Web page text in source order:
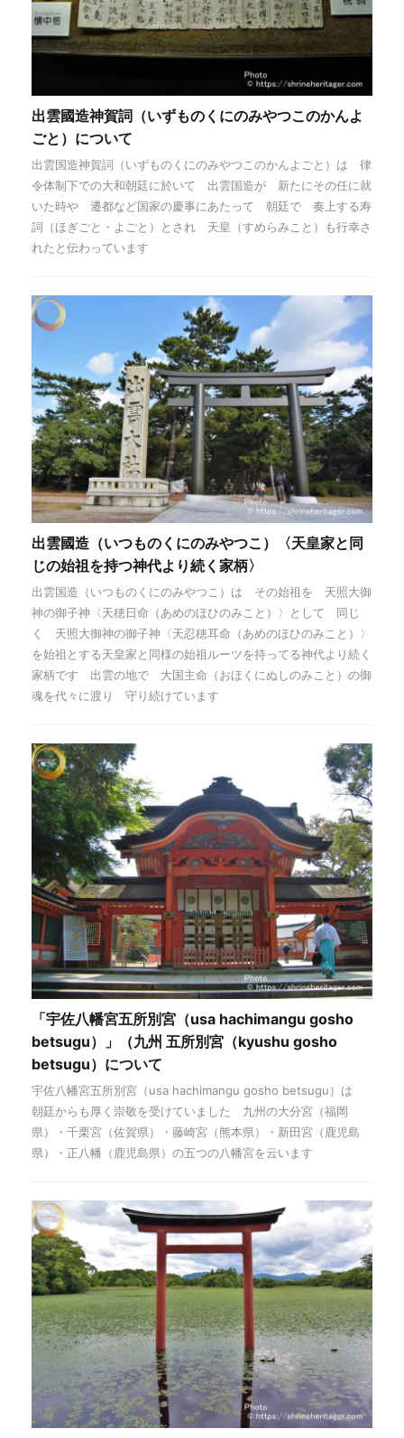
出雲國造神賀詞（いずものくにのみやつこのかんよ
ごと）について
出雲国造神賀詞（いずものくにのみやつこのかんよごと）は 律
令体制下での大和朝廷に於いて 出雲国造が 新たにその任に就
いた時や 遷都など国家の慶事にあたって 朝廷で 奏上する寿
詞（ほぎごと・よごと）とされ 天皇（すめらみこと）も行幸さ
れたと伝わっています
出雲國造（いつものくにのみやつこ）〈天皇家と同
じの始祖を持つ神代より続く家柄〉
出雲国造（いつものくにのみやつこ）は その始祖を 天照大御
神の御子神〈天穂日命（あめのほひのみこと）〉として 同じ
く 天照大御神の御子神〈天忍穂耳命（あめのほひのみこと）〉
を始祖とする天皇家と同様の始祖ルーツを持ってる神代より続く
家柄です 出雲の地で 大国主命（おほくにぬしのみこと）の御
魂を代々に渡り 守り続けています
「宇佐八幡宮五所別宮（usa hachimangu gosho
betsugu）」（九州 五所別宮（kyushu gosho
betsugu）について
宇佐八幡宮五所別宮（usa hachimangu gosho betsugu）は
朝廷からも厚く崇敬を受けていました 九州の大分宮（福岡
県）・千栗宮（佐賀県）・藤崎宮（熊本県）・新田宮（鹿児島
県）・正八幡（鹿児島県）の五つの八幡宮を云います